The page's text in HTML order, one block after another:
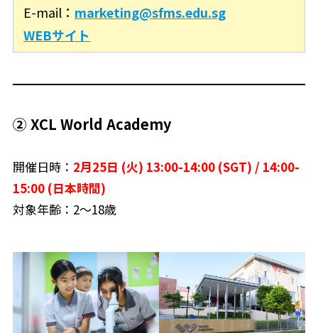
E-mail： marketing@sfms.edu.sg
WEBサイト
② XCL World Academy
開催日時： 2月25日 (火) 13:00-14:00 (SGT) / 14:00-
15:00 (日本時間)
対象年齢：2〜18歳